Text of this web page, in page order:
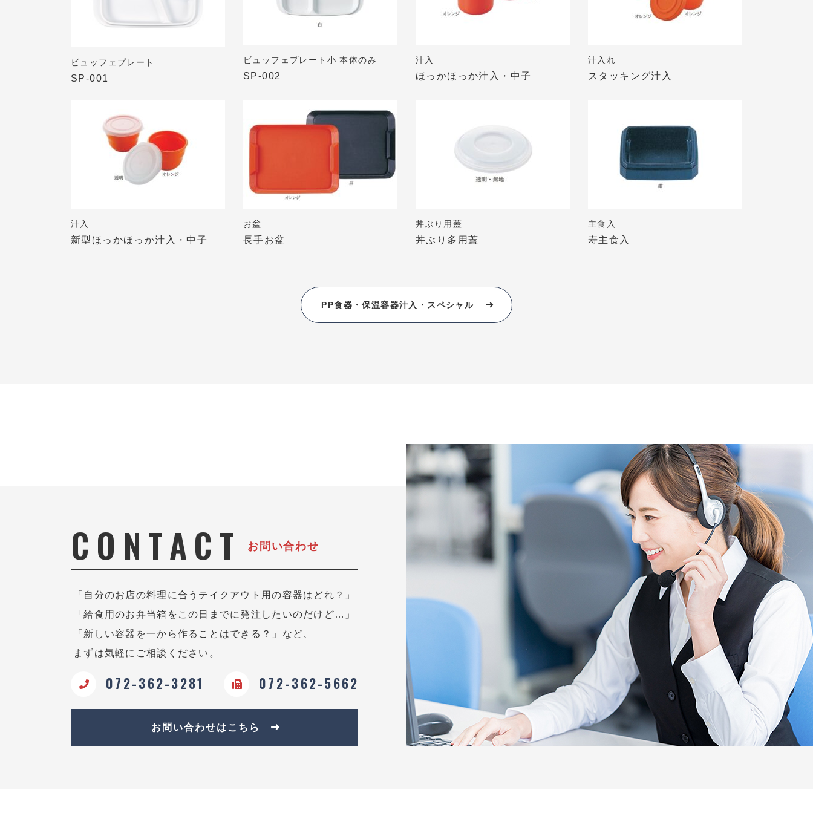
ビュッフェプレート
SP-001
ビュッフェプレート小 本体のみ
SP-002
汁入
ほっかほっか汁入・中子
汁入れ
スタッキング汁入
汁入
新型ほっかほっか汁入・中子
お盆
長手お盆
丼ぶり用蓋
丼ぶり多用蓋
主食入
寿主食入
PP食器・保温容器汁入・スペシャル
CONTACT お問い合わせ
「自分のお店の料理に合うテイクアウト用の容器はどれ？」
「給食用のお弁当箱をこの日までに発注したいのだけど…」
「新しい容器を一から作ることはできる？」など、
まずは気軽にご相談ください。
072-362-3281 072-362-5662
お問い合わせはこちら